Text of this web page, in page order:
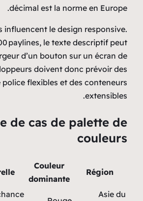
décimal
Ces différences
Sur un slot à 5 000
dépasser la largeur
4,7 in. Les développeurs
tailles de police
Étude de
Raison culturelle
Symbolise la chance